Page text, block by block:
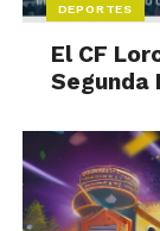
DEPORTES
El CF
Segunda